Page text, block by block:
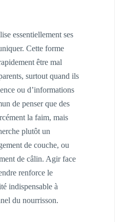
essentiellement ses
Cette forme
être mal
surtout quand ils
ou d’informations
de penser que des
la faim, mais
plutôt un
de couche, ou
de câlin. Agir face
renforce le
indispensable à
du nourrisson.